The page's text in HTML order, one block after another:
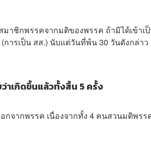
าชิกพรรคจากมติของพรรค ถ้ามิได้เข้าเ
ารเป็น สส.) นับแต่วันที่พ้น 30 วันดังกล่าว
เกิดขึ้นแล้วทั้งสิ้น 5 ครั้ง
จากพรรค เนื่องจากทั้ง 4 คนสวนมติพรร